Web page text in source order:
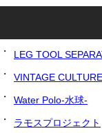
LEG TOOL
VINTAGE
Water Polo-水球-
ラモスプロジェクト